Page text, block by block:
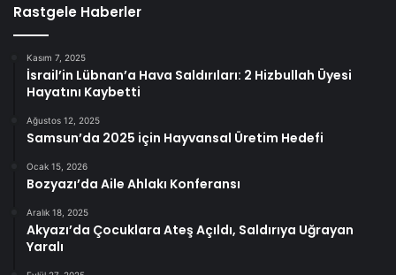
Rastgele Haberler
Kasım 7, 2025
İsrail’in Lübnan’a Hava Saldırıları: 2 Hizbullah Üyesi
Hayatını Kaybetti
Ağustos 12, 2025
Samsun’da 2025 için Hayvansal Üretim Hedefi
Ocak 15, 2026
Bozyazı’da Aile Ahlakı Konferansı
Aralık 18, 2025
Akyazı’da Çocuklara Ateş Açıldı, Saldırıya Uğrayan
Yaralı